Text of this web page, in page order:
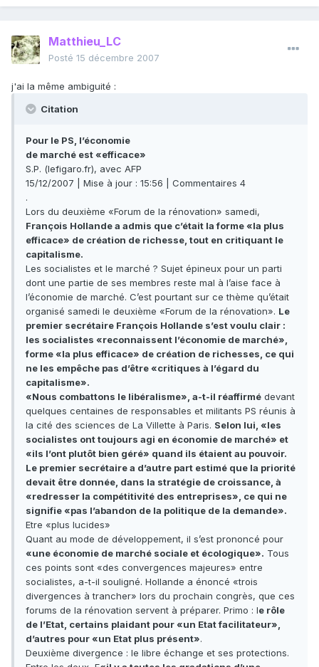
Matthieu_LC
Posté 15 décembre 2007
j'ai la même ambiguité :
Citation
Pour le PS, l’économie
de marché est «efficace»
S.P. (lefigaro.fr), avec AFP
15/12/2007 | Mise à jour : 15:56 | Commentaires 4
.
Lors du deuxième «Forum de la rénovation» samedi,
François Hollande a admis que c’était la forme «la plus
efficace» de création de richesse, tout en critiquant le
capitalisme.
Les socialistes et le marché ? Sujet épineux pour un parti
dont une partie de ses membres reste mal à l’aise face à
l’économie de marché. C’est pourtant sur ce thème qu’était
organisé samedi le deuxième «Forum de la rénovation». Le
premier secrétaire François Hollande s’est voulu clair :
les socialistes «reconnaissent l’économie de marché»,
forme «la plus efficace» de création de richesses, ce qui
ne les empêche pas d’être «critiques à l’égard du
capitalisme».
«Nous combattons le libéralisme», a-t-il réaffirmé devant
quelques centaines de responsables et militants PS réunis à
la cité des sciences de La Villette à Paris. Selon lui, «les
socialistes ont toujours agi en économie de marché» et
«ils l’ont plutôt bien géré» quand ils étaient au pouvoir.
Le premier secrétaire a d’autre part estimé que la priorité
devait être donnée, dans la stratégie de croissance, à
«redresser la compétitivité des entreprises», ce qui ne
signifie «pas l’abandon de la politique de la demande».
Etre «plus lucides»
Quant au mode de développement, il s’est prononcé pour
«une économie de marché sociale et écologique». Tous
ces points sont «des convergences majeures» entre
socialistes, a-t-il souligné. Hollande a énoncé «trois
divergences à trancher» lors du prochain congrès, que ces
forums de la rénovation servent à préparer. Primo : le rôle
de l’Etat, certains plaidant pour «un Etat facilitateur»,
d’autres pour «un Etat plus présent».
Deuxième divergence : le libre échange et ses protections.